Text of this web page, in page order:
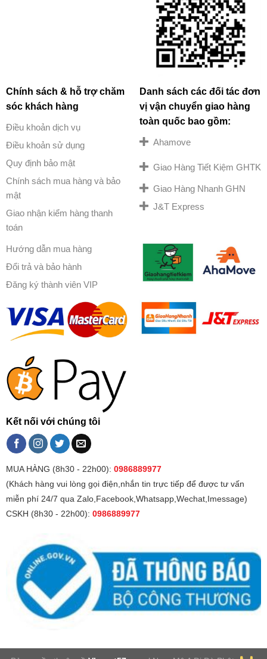
Chính sách & hỗ trợ chăm
sóc khách hàng
Điều khoản dịch vụ
Điều khoản sử dụng
Quy định bảo mật
Chính sách mua hàng và bảo
mật
Giao nhận kiểm hàng thanh
toán
Hướng dẫn mua hàng
Đổi trả và bảo hành
Đăng ký thành viên VIP
Danh sách các đối tác đơn
vị vận chuyển giao hàng
toàn quốc bao gồm:
Ahamove
Giao Hàng Tiết Kiệm GHTK
Giao Hàng Nhanh GHN
J&T Express
Kết nối với chúng tôi
MUA HÀNG (8h30 - 22h00): 0986889977
(Khách hàng vui lòng gọi điện,nhắn tin trực tiếp để được tư vấn
miễn phí 24/7 qua Zalo,Facebook,Whatsapp,Wechat,Imessage)
CSKH (8h30 - 22h00): 0986889977